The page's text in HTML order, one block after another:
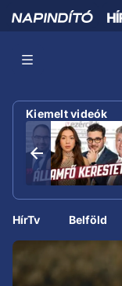
Kiemelt videók
HírTv Belföld